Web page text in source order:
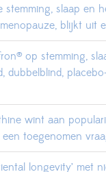
stemming, slaap en
blijkt uit
op stemming,
dubbelblind,
wint aan
toegenomen
longevity’ met